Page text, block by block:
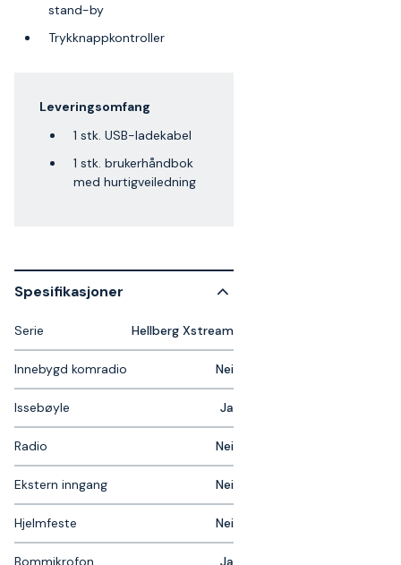
stand-by
Trykknappkontroller
Leveringsomfang
1 stk. USB-ladekabel
1 stk. brukerhåndbok
med hurtigveiledning
Spesifikasjoner
Serie Hellberg Xstream
Innebygd komradio Nei
Issebøyle Ja
Radio Nei
Ekstern inngang Nei
Hjelmfeste Nei
Bommikrofon Ja